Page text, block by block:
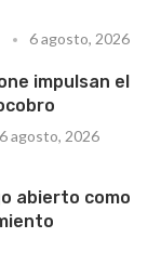
6 agosto, 2026
impulsan el
6 agosto, 2026
abierto como